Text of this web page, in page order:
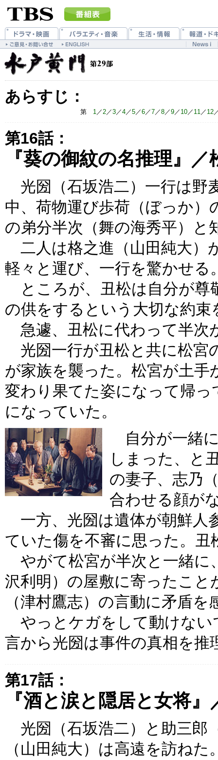
あらすじ：
第 1／2／3／4／5／6／7／8／9／ 10／ 11／ 12
第16話：
『葵の御紋の名推理』／
光圀（石坂浩二）一行は野
中、荷物運び歩荷（ぼっか）
の弟分半次（舞の海秀平）と
二人は格之進（山田純大）
軽々と運び、一行を驚かせる
ところが、丑松は自分が尊
の供をするという大切な約束
急遽、丑松に代わって半次
光圀一行が丑松と共に松宮
が家族を襲った。松宮が土
変わり果てた姿になって帰
になっていた。
自分が一緒
しまった、と
の妻子、志乃
合わせる顔が
一方、光圀は遺体が朝鮮人
ていた傷を不審に思った。丑
やがて松宮が半次と一緒に
沢利明）の屋敷に寄ったこと
（津村鷹志）の言動に矛盾を
やっとケガをして動けない
言から光圀は事件の真相を
第17話：
『酒と涙と隠居と女将』
光圀（石坂浩二）と助三郎
（山田純大）は高遠を訪ね